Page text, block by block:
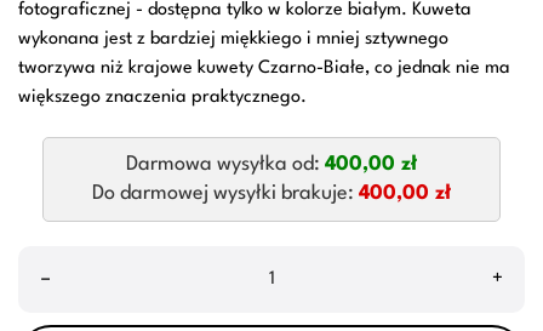
fotograficznej - dostępna tylko w kolorze białym. Kuweta
wykonana jest z bardziej miękkiego i mniej sztywnego
tworzywa niż krajowe kuwety Czarno-Białe, co jednak nie ma
większego znaczenia praktycznego.
Darmowa wysyłka od: 400,00 zł
Do darmowej wysyłki brakuje: 400,00 zł
– +